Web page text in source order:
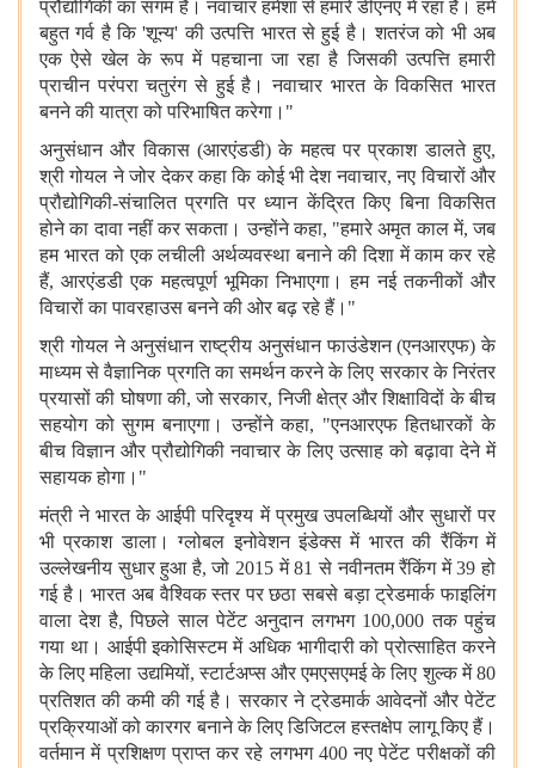
प्रौद्योगिकी का संगम है। नवाचार हमेशा से हमारे डीएनए में रहा है। हमें
बहुत गर्व है कि'शून्य'की उत्पत्ति भारत से हुई है। शतरंज को भी अब
एक ऐसे खेल के रूप में पहचाना जा रहा है जिसकी उत्पत्ति हमारी
प्राचीन परंपरा चतुरंग से हुई है। नवाचार भारत के विकसित भारत
बनने की यात्रा को परिभाषित करेगा। "
अनुसंधान और विकास (आरएंडडी)के महत्व पर प्रकाश डालते हुए,
श्री गोयल ने जोर देकर कहा कि कोई भी देश नवाचार,नए विचारों और
प्रौद्योगिकी-संचालित प्रगति पर ध्यान केंद्रित किए बिना विकसित
होने का दावा नहीं कर सकता। उन्होंने कहा, "हमारे अमृत काल में,जब
हम भारत को एक लचीली अर्थव्यवस्था बनाने की दिशा में काम कर रहे
हैं,आरएंडडी एक महत्वपूर्ण भूमिका निभाएगा। हम नई तकनीकों और
विचारों का पावरहाउस बनने की ओर बढ़ रहे हैं। "
श्री गोयल ने अनुसंधान राष्ट्रीय अनुसंधान फाउंडेशन(एनआरएफ)के
माध्यम से वैज्ञानिक प्रगति का समर्थन करने के लिए सरकार के निरंतर
प्रयासों की घोषणा की,जो सरकार,निजी क्षेत्र और शिक्षाविदों के बीच
सहयोग को सुगम बनाएगा। उन्होंने कहा, "एनआरएफ हितधारकों के
बीच विज्ञान और प्रौद्योगिकी नवाचार के लिए उत्साह को बढ़ावा देने में
सहायक होगा। "
मंत्री ने भारत के आईपी परिदृश्य में प्रमुख उपलब्धियों और सुधारों पर
भी प्रकाश डाला। ग्लोबल इनोवेशन इंडेक्स में भारत की रैंकिंग में
उल्लेखनीय सुधार हुआ है,जो2015में81से नवीनतम रैंकिंग में39हो
गई है। भारत अब वैश्विक स्तर पर छठा सबसे बड़ा ट्रेडमार्क फाइलिंग
वाला देश है,पिछले साल पेटेंट अनुदान लगभग 100,000तक पहुंच
गया था। आईपी इकोसिस्टम में अधिक भागीदारी को प्रोत्साहित करने
के लिए महिला उद्यमियों,स्टार्टअप्स और एमएसएमई के लिए शुल्क में80
प्रतिशत की कमी की गई है। सरकार ने ट्रेडमार्क आवेदनों और पेटेंट
प्रक्रियाओं को कारगर बनाने के लिए डिजिटल हस्तक्षेप लागू किए हैं।
वर्तमान में प्रशिक्षण प्राप्त कर रहे लगभग 400नए पेटेंट परीक्षकों की